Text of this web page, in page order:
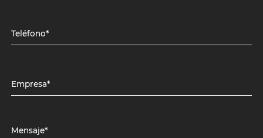
Teléfono*
Empresa*
Mensaje*